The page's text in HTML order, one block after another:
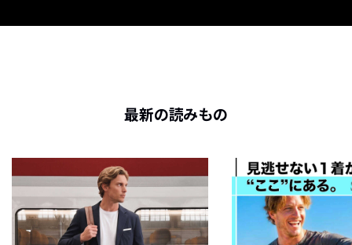
最新の読みもの